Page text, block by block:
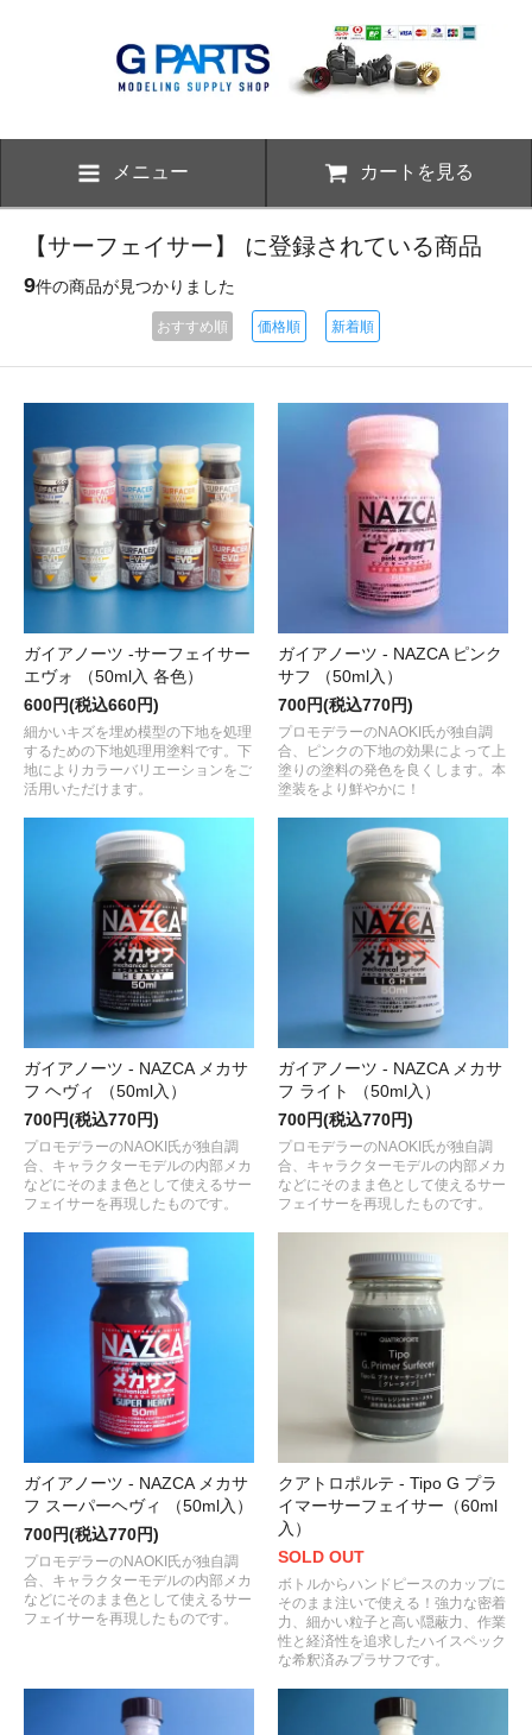
メニュー カートを見る
【サーフェイサー】 に登録されている商品
9件の商品が見つかりました
おすすめ順 価格順 新着順
ガイアノーツ -サーフェイサー
エヴォ （50ml入 各色）
600円(税込660円)
細かいキズを埋め模型の下地を処理
するための下地処理用塗料です。下
地によりカラーバリエーションをご
活用いただけます。
ガイアノーツ - NAZCA ピンク
サフ （50ml入）
700円(税込770円)
プロモデラーのNAOKI氏が独自調
合、ピンクの下地の効果によって上
塗りの塗料の発色を良くします。本
塗装をより鮮やかに！
ガイアノーツ - NAZCA メカサ
フ ヘヴィ （50ml入）
700円(税込770円)
プロモデラーのNAOKI氏が独自調
合、キャラクターモデルの内部メカ
などにそのまま色として使えるサー
フェイサーを再現したものです。
ガイアノーツ - NAZCA メカサ
フ ライト （50ml入）
700円(税込770円)
プロモデラーのNAOKI氏が独自調
合、キャラクターモデルの内部メカ
などにそのまま色として使えるサー
フェイサーを再現したものです。
ガイアノーツ - NAZCA メカサ
フ スーパーヘヴィ （50ml入）
700円(税込770円)
プロモデラーのNAOKI氏が独自調
合、キャラクターモデルの内部メカ
などにそのまま色として使えるサー
フェイサーを再現したものです。
クアトロポルテ - Tipo G プラ
イマーサーフェイサー（60ml
入）
SOLD OUT
ボトルからハンドピースのカップに
そのまま注いで使える！強力な密着
力、細かい粒子と高い隠蔽力、作業
性と経済性を追求したハイスペック
な希釈済みプラサフです。